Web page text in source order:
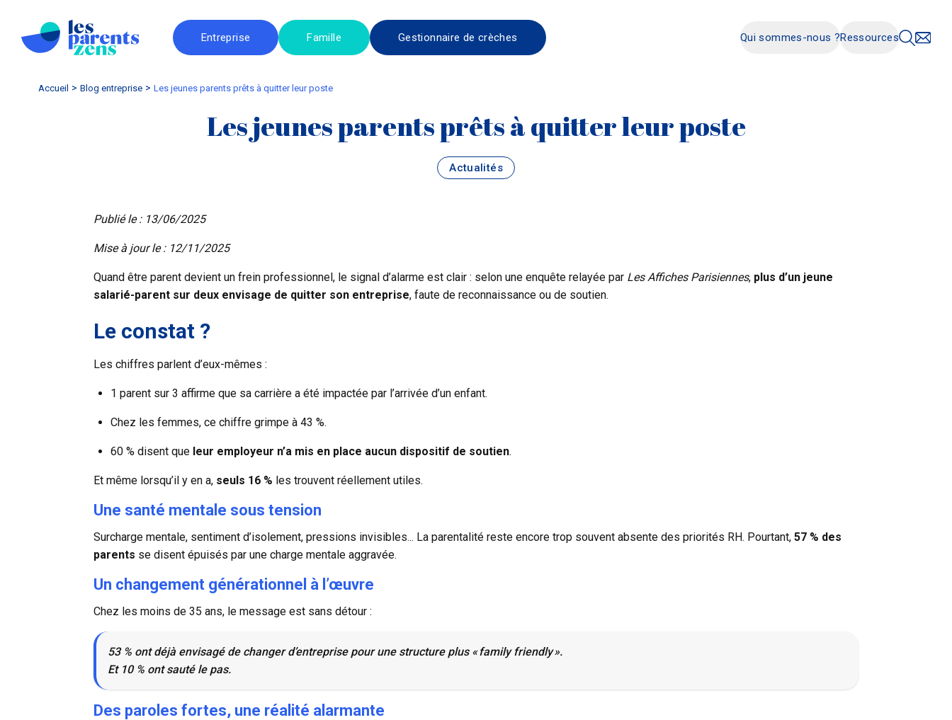
Entreprise Famille Gestionnaire de crèches Qui sommes-nous ?Ressources
Accueil blog entreprise Les jeunes parents prêts à quitter leur poste
Les jeunes parents prêts à quitter leur poste
Actualités
Publié le : 13/06/2025
Mise à jour le : 12/11/2025
Quand être parent devient un frein professionnel, le signal d’alarme est clair : selon une enquête relayée par Les Affiches Parisiennes, plus d’un jeune
salarié-parent sur deux envisage de quitter son entreprise, faute de reconnaissance ou de soutien.
Le constat ?
Les chiffres parlent d’eux-mêmes :
1 parent sur 3 affirme que sa carrière a été impactée par l’arrivée d’un enfant.
Chez les femmes, ce chiffre grimpe à 43 %.
60 % disent que leur employeur n’a mis en place aucun dispositif de soutien.
Et même lorsqu’il y en a, seuls 16 % les trouvent réellement utiles.
Une santé mentale sous tension
Surcharge mentale, sentiment d’isolement, pressions invisibles... La parentalité reste encore trop souvent absente des priorités RH. Pourtant, 57 % des
parents se disent épuisés par une charge mentale aggravée.
Un changement générationnel à l’œuvre
Chez les moins de 35 ans, le message est sans détour :
53 % ont déjà envisagé de changer d’entreprise pour une structure plus « family friendly ».
Et 10 % ont sauté le pas.
Des paroles fortes, une réalité alarmante